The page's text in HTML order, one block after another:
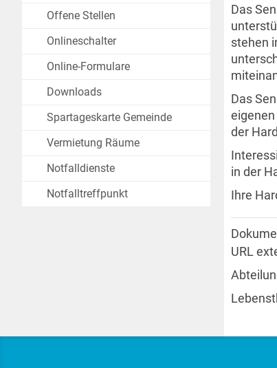
Offene Stellen
Onlineschalter
Online-Formulare
Downloads
Spartageskarte Gemeinde
Vermietung Räume
Notfalldienste
Notfalltreffpunkt
Das
stehen
Das
der
in der
Ihre
URL